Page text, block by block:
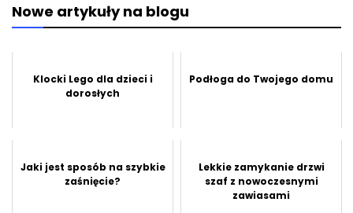
Nowe artykuły na blogu
Klocki Lego dla dzieci i
dorosłych
Podłoga do Twojego domu
Jaki jest sposób na szybkie
zaśnięcie?
Lekkie zamykanie drzwi
szaf z nowoczesnymi
zawiasami